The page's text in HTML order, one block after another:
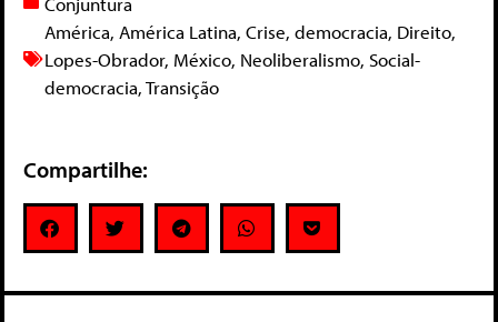
América, América Latina, Crise, democracia, Direito,
Lopes-Obrador, México, Neoliberalismo, Social-
democracia,Transição
Compartilhe: